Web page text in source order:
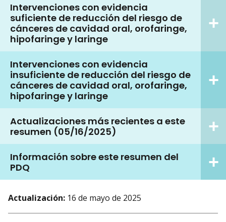
Intervenciones con evidencia
suficiente de reducción del riesgo de
cánceres de cavidad oral, orofaringe,
hipofaringe y laringe
Intervenciones con evidencia
insuficiente de reducción del riesgo de
cánceres de cavidad oral, orofaringe,
hipofaringe y laringe
Actualizaciones más recientes a este
resumen (05/16/2025)
Información sobre este resumen del
PDQ
Actualización: 16 de mayo de 2025